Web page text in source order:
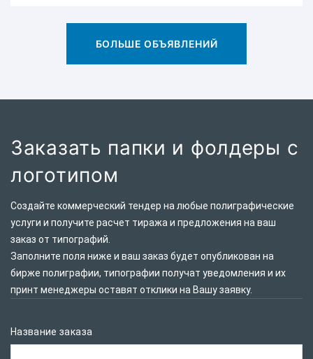
БОЛЬШЕ ОБЪЯВЛЕНИЙ
Заказать папки и фолдеры с
логотипом
Создайте коммерческий тендер на любые полиграфические
услуги и получите расчет тиража и предложения на ваш
заказ от типографий.
Заполните поля ниже и ваш заказ будет опубликован на
бирже полиграфии, типографии получат уведомления и их
принт менеджеры оставят отклики на Вашу заявку.
Название заказа